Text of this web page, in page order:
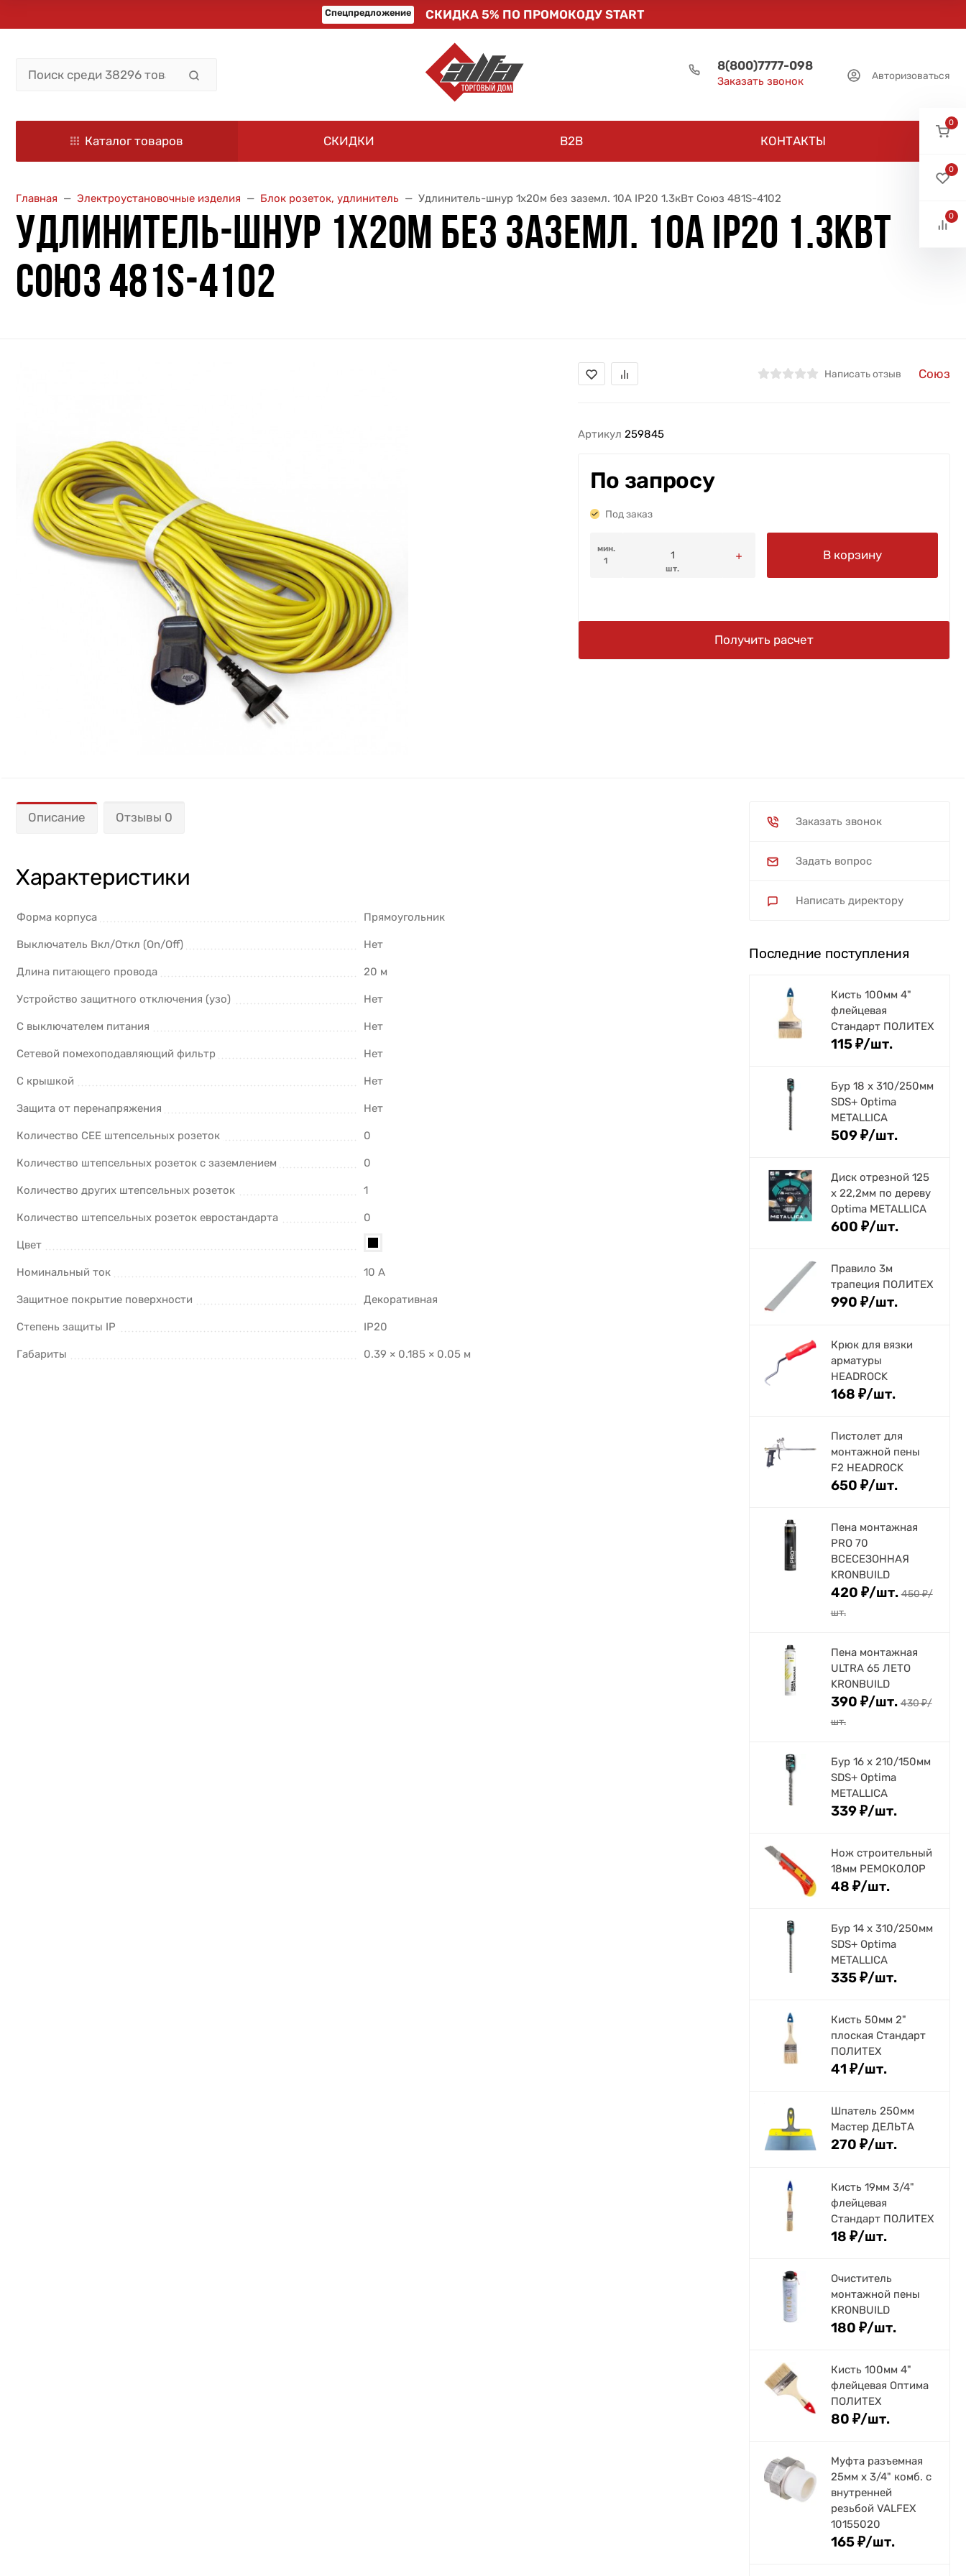
Спецпредложение СКИДКА 5% ПО ПРОМОКОДУ START
8(800)7777-098
Заказать звонок Авторизоваться
Каталог товаров СКИДКИ B2B КОНТАКТЫ
Главная Электроустановочные изделия Блок розеток, удлинитель Удлинитель-шнур 1х20м без заземл. 10А IP20 1.3кВт Союз 481S-4102
УДЛИНИТЕЛЬ-ШНУР 1Х20М БЕЗ ЗАЗЕМЛ. 10А IP20 1.3КВТ
СОЮЗ 481S-4102
Написать отзыв Союз
Артикул 259845
По запросу
Под заказ
мин.
1
шт.
В корзину
Получить расчет
Описание Отзывы 0
Характеристики
Форма корпуса Прямоугольник
Выключатель Вкл/Откл (On/Off) Нет
Длина питающего провода 20 м
Устройство защитного отключения (узо) Нет
С выключателем питания Нет
Сетевой помехоподавляющий фильтр Нет
С крышкой Нет
Защита от перенапряжения Нет
Количество CEE штепсельных розеток 0
Количество штепсельных розеток с заземлением 0
Количество других штепсельных розеток 1
Количество штепсельных розеток евростандарта 0
Цвет
Номинальный ток 10 А
Защитное покрытие поверхности Декоративная
Степень защиты IP IP20
Габариты 0.39 × 0.185 × 0.05 м
Заказать звонок
Задать вопрос
Написать директору
Последние поступления
Кисть 100мм 4"
флейцевая
Стандарт ПОЛИТЕХ
115₽/шт.
Бур 18 х 310/250мм
SDS+ Optima
METALLICA
509₽/шт.
Диск отрезной 125
x 22,2мм по дереву
Optima METALLICA
600 ₽/шт.
Правило 3м
трапеция ПОЛИТЕХ
990 ₽/шт.
Крюк для вязки
арматуры
HEADROCK
168 ₽/шт.
Пистолет для
монтажной пены
F2 HEADROCK
650 ₽/шт.
Пена монтажная
PRO 70
ВСЕСЕЗОННАЯ
KRONBUILD
420 ₽/шт. 450₽/
шт.
Пена монтажная
ULTRA 65 ЛЕТО
KRONBUILD
390 ₽/шт. 430₽/
шт.
Бур 16 х 210/150мм
SDS+ Optima
METALLICA
339₽/шт.
Нож строительный
18мм РЕМОКОЛОР
48 ₽/шт.
Бур 14 х 310/250мм
SDS+ Optima
METALLICA
335₽/шт.
Кисть 50мм 2"
плоская Стандарт
ПОЛИТЕХ
41 ₽/шт.
Шпатель 250мм
Мастер ДЕЛЬТА
270 ₽/шт.
Кисть 19мм 3/4"
флейцевая
Стандарт ПОЛИТЕХ
18 ₽/шт.
Очиститель
монтажной пены
KRONBUILD
180 ₽/шт.
Кисть 100мм 4"
флейцевая Оптима
ПОЛИТЕХ
80 ₽/шт.
Муфта разъемная
25мм х 3/4" комб. с
внутренней
резьбой VALFEX
10155020
165₽/шт.
0
0
0